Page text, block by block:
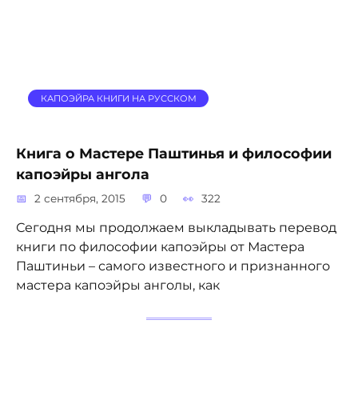
КАПОЭЙРА КНИГИ НА РУССКОМ
Книга о Мастере Паштинья и философии
капоэйры ангола
2 сентября, 2015 0 322
Сегодня мы продолжаем выкладывать перевод
книги по философии капоэйры от Мастера
Паштиньи – самого известного и признанного
мастера капоэйры анголы, как